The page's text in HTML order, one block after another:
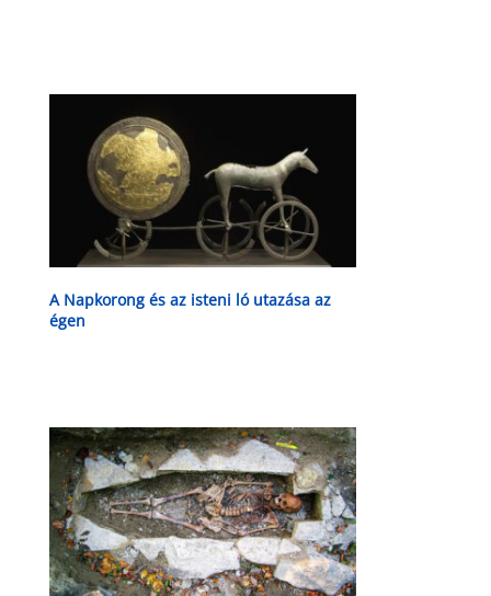
A Napkorong és az isteni ló utazása az
égen